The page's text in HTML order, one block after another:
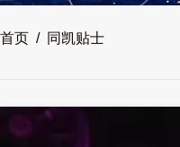
首页 / 同凯贴士